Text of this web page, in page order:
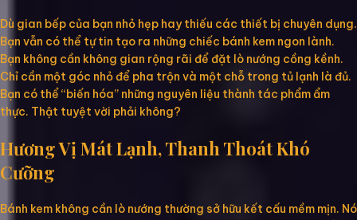
Dù gian bếp của bạn nhỏ hẹp hay thiếu các thiết bị chuyên dụng.
Bạn vẫn có thể tự tin tạo ra những chiếc bánh kem ngon lành.
Bạn không cần không gian rộng rãi để đặt lò nướng cồng kềnh.
Chỉ cần một góc nhỏ để pha trộn và một chỗ trong tủ lạnh là đủ.
Bạn có thể “biến hóa” những nguyên liệu thành tác phẩm ẩm
thực. Thật tuyệt vời phải không?
Hương Vị Mát Lạnh, Thanh Thoát Khó
Cưỡng
Bánh kem không cần lò nướng thường sở hữu kết cấu mềm mịn. Nó